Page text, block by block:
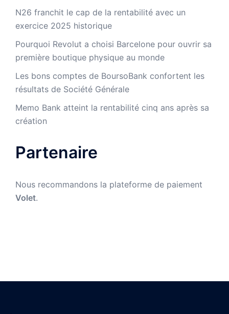
N26 franchit le cap de la rentabilité avec un
exercice 2025 historique
Pourquoi Revolut a choisi Barcelone pour ouvrir sa
première boutique physique au monde
Les bons comptes de BoursoBank confortent les
résultats de Société Générale
Memo Bank atteint la rentabilité cinq ans après sa
création
Partenaire
Nous recommandons la plateforme de paiement
Volet.